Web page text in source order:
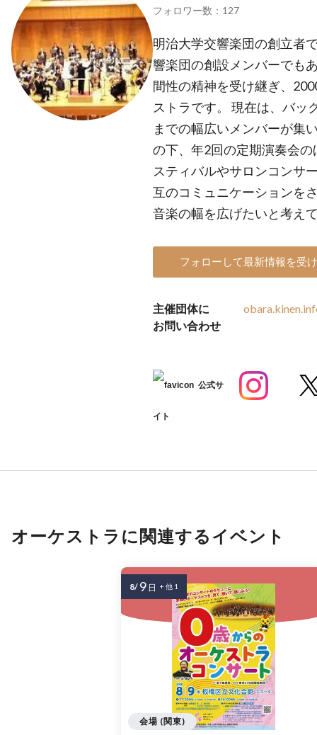
フォロワー数：127
明治大学交響楽団の創立者
響楽団の創設メンバーでも
間性の精神を受け継ぎ、
ストラです。 現在は、バッ
までの幅広いメンバーが集
の下、年2回の定期演奏会
スティバルやサロンコンサ
互のコミュニケーションを
音楽の幅を広げたいと考え
フォローして最新情報を受
主催団体に
お問い合わせ
公式サ
イト
オーケストラに関連するイベント
会場 (関東)
8/ 9 日 + 他 1